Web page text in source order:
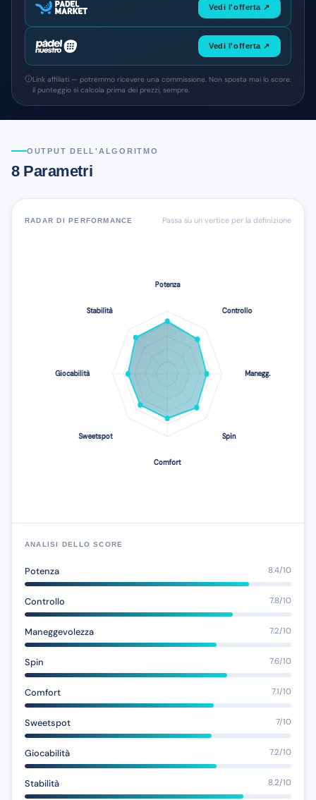
Vedi l'offerta ↗
Vedi l'offerta ↗
Link affiliati — potremmo ricevere una commissione. Non sposta mai lo score:
il punteggio si calcola prima dei prezzi, sempre.
OUTPUT DELL'ALGORITMO
8 Parametri
RADAR DI PERFORMANCE Passa su un vertice per la definizione
ANALISI DELLO SCORE
Potenza 8.4/10
Controllo 7.8/10
Maneggevolezza 7.2/10
Spin 7.6/10
Comfort 7.1/10
Sweetspot 7/10
Giocabilità 7.2/10
Stabilità 8.2/10